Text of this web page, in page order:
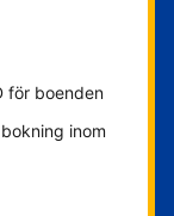
för boenden
inom